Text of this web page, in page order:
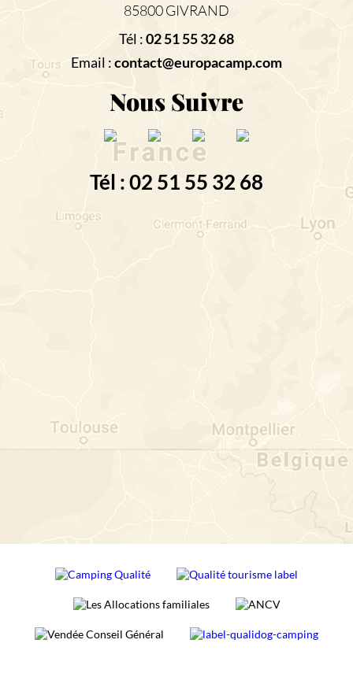
85800 GIVRAND
Tél :02 51 55 32 68
Email :contact@europacamp.com
Nous Suivre
Tél : 02 51 55 32 68